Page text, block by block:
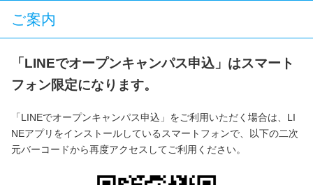
ご案内
「LINEでオープンキャンパス申込」はスマート
フォン限定になります。
「LINEでオープンキャンパス申込」をご利用いただく場合は、LI
NEアプリをインストールしているスマートフォンで、以下の二次
元バーコードから再度アクセスしてご利用ください。